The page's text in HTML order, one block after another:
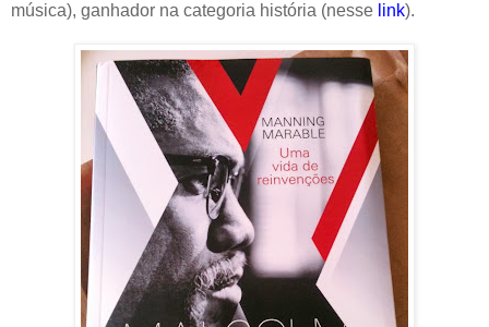
música), ganhador na categoria história (nesse link).